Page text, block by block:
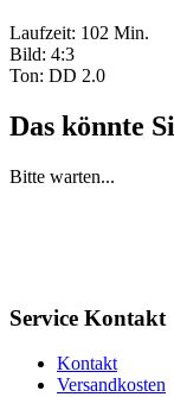
Laufzeit: 102 Min.
Bild: 4:3
Ton: DD 2.0
Das könnte
Bitte warten...
Service Kontakt
Kontakt
Versandkosten